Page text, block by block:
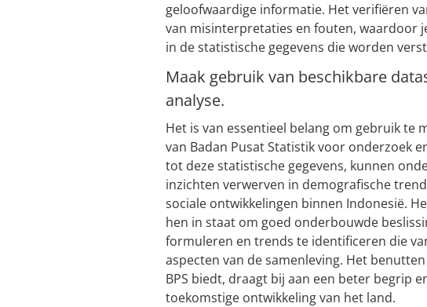
geloofwaardige informatie. Het verifiëren
van misinterpretaties en fouten, waardoor
in de statistische gegevens die worden
Maak gebruik van beschikbare
analyse.
Het is van essentieel belang om gebruik te
van Badan Pusat Statistik voor onderzoek
tot deze statistische gegevens, kunnen
inzichten verwerven in demografische
sociale ontwikkelingen binnen Indonesië.
hen in staat om goed onderbouwde
formuleren en trends te identificeren die
aspecten van de samenleving. Het
BPS biedt, draagt bij aan een beter begrip
toekomstige ontwikkeling van het land.